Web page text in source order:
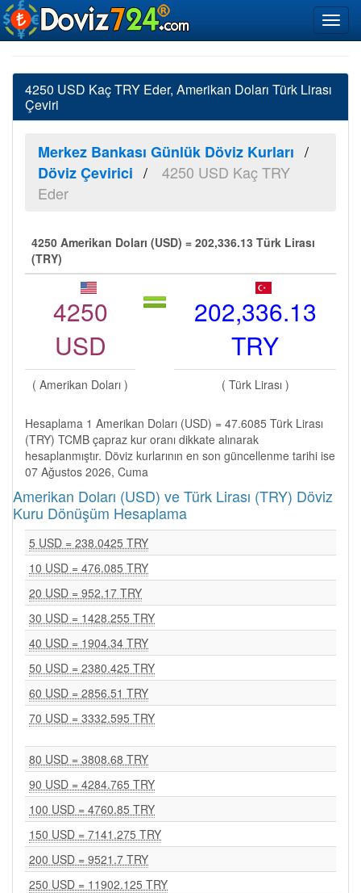
4250 USD Kaç TRY Eder, Amerikan Doları Türk Lirası
Çeviri
Merkez Bankası Günlük Döviz Kurları
Döviz Çevirici
4250 USD Kaç TRY
Eder
4250 Amerikan Doları (USD) = 202,336.13 Türk Lirası
(TRY)
4250
USD
202,336.13
TRY
( Amerikan Doları ) ( Türk Lirası )
Hesaplama 1 Amerikan Doları (USD) = 47.6085 Türk Lirası
(TRY) TCMB çapraz kur oranı dikkate alınarak
hesaplanmıştır. Döviz kurlarının en son güncellenme tarihi ise
07 Ağustos 2026, Cuma
Amerikan Doları (USD) ve Türk Lirası (TRY) Döviz
Kuru Dönüşüm Hesaplama
5 USD = 238.0425 TRY
10 USD = 476.085 TRY
20 USD = 952.17 TRY
30 USD = 1428.255 TRY
40 USD = 1904.34 TRY
50 USD = 2380.425 TRY
60 USD = 2856.51 TRY
70 USD = 3332.595 TRY
80 USD = 3808.68 TRY
90 USD = 4284.765 TRY
100 USD = 4760.85 TRY
150 USD = 7141.275 TRY
200 USD = 9521.7 TRY
250 USD = 11902.125 TRY